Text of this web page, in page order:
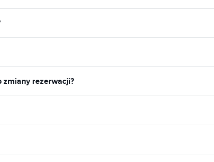
zmiany rezerwacji?